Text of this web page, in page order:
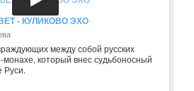
- КУЛИКОВО ЭХО
между собой русских
монахе, который внес судьбоносный
Руси.